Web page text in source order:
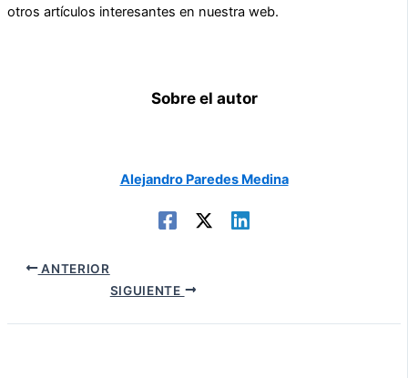
otros artículos interesantes en nuestra web.
Sobre el autor
Alejandro Paredes Medina
ANTERIOR
SIGUIENTE